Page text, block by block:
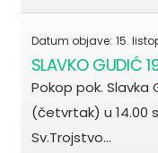
Datum objave: 15.
SLAVKO GUDIĆ
Pokop pok. Slavka
(četvrtak) u 14.00
Sv.Trojstvo…